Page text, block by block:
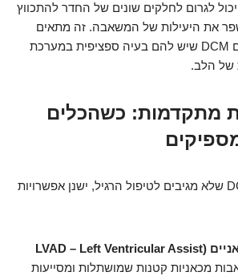
לגרום לחלקים שונים של החדר להתכווץ
את היעילות של המשאבה. זה מתאים
לחולים מסוימים עם DCM שיש להם בעיה ספציפית במערכת
של הלב.
מתקדמות: כשהכלים
במקרים קשים של DCM שלא מגיבים לטיפול הרגיל, ישנן אפשרויות
התקני תמיכה מכאניים (LVAD – Left Ventricular Assist
מכאניות קטנות שמושתלות ומסייעות